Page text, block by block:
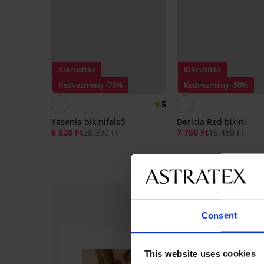
Consent
This website uses cookies
Kiárusítás
Kedvezmény -70%
5
Yesenia bikinifelső
8 520 Ft28 390 Ft
Kiárusítás
Kedvezmény -50%
Dericia Red bikini
7 750 Ft15 480 Ft